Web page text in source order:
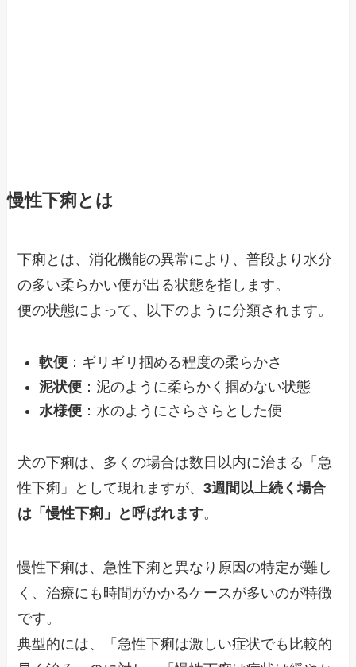
慢性下痢とは
下痢とは、消化機能の異常により、普段より水分
の多い柔らかい便が出る状態を指します。
便の状態によって、以下のように分類されます。
軟便 ：ギリギリ掴める程度の柔らかさ
泥状便 ：泥のように柔らかく掴めない状態
水様便 ：水のようにさらさらとした便
犬の下痢は、多くの場合は数日以内に治まる「急
性下痢」として現れますが、3週間以上続く場合
は「慢性下痢」と呼ばれます。
慢性下痢は、急性下痢と異なり原因の特定が難し
く、治療にも時間がかかるケースが多いのが特徴
です。
典型的には、「急性下痢は激しい症状でも比較的